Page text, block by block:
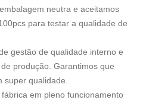
neutra e aceitamos
para testar a qualidade de
gestão de qualidade interno e
produção. Garantimos que
super qualidade.
em pleno funcionamento